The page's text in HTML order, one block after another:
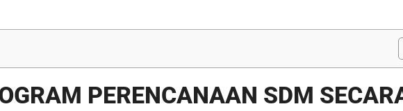
PERENCANAAN SDM